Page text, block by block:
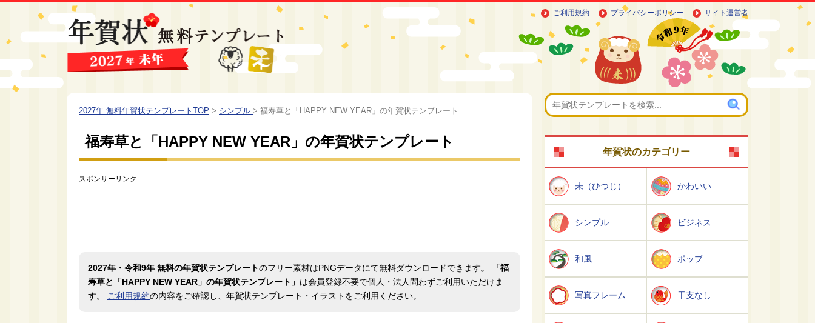
ご利用規約 プライバシーポリシー サイト運営者
2027年 無料年賀状テンプレートTOP > シンプル > 福寿草と「HAPPY NEW YEAR」の年賀状テンプレート
福寿草と「HAPPY NEW YEAR」の年賀状テンプレート
スポンサーリンク
2027年・令和9年 無料の年賀状テンプレートのフリー素材はPNGデータにて無料ダウンロードできます。
「福
寿草と「HAPPY NEW YEAR」の年賀状テンプレート」 は会員登録不要で個人・法人問わずご利用いただけま
す。
ご利用規約の内容をご確認し、年賀状テンプレート・イラストをご利用ください。
年賀状のカテゴリー
未（ひつじ） かわいい
シンプル ビジネス
和風 ポップ
写真フレーム 干支なし